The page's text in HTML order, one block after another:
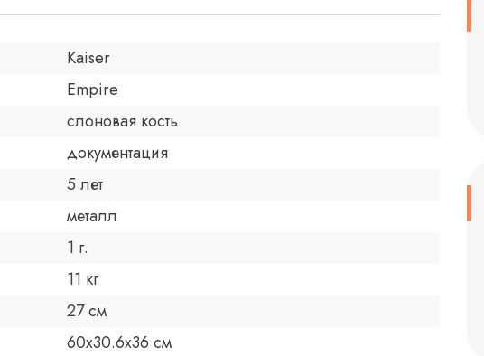
Kaiser
Empire
слоновая кость
документация
5 лет
металл
1 г.
11 кг
27 см
60x30.6x36 см